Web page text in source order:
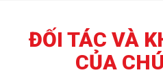
ĐỐI TÁC VÀ
CỦA